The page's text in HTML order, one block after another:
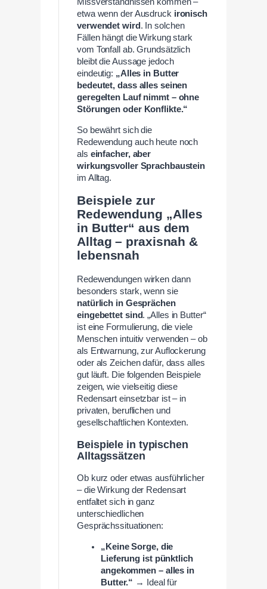
etwa wenn der Ausdruck ironisch
verwendet wird . In solchen
Fällen hängt die Wirkung stark
vom Tonfall ab. Grundsätzlich
bleibt die Aussage jedoch
eindeutig: „Alles in Butter
bedeutet, dass alles seinen
geregelten Lauf nimmt – ohne
Störungen oder Konflikte.“
So bewährt sich die
Redewendung auch heute noch
als einfacher, aber
wirkungsvoller Sprachbaustein
im Alltag.
Beispiele zur
Redewendung „Alles
in Butter“ aus dem
Alltag – praxisnah &
lebensnah
Redewendungen wirken dann
besonders stark, wenn sie
natürlich in Gesprächen
eingebettet sind. „Alles in Butter“
ist eine Formulierung, die viele
Menschen intuitiv verwenden – ob
als Entwarnung, zur Auflockerung
oder als Zeichen dafür, dass alles
gut läuft. Die folgenden Beispiele
zeigen, wie vielseitig diese
Redensart einsetzbar ist – in
privaten, beruflichen und
gesellschaftlichen Kontexten.
Beispiele in typischen
Alltagssätzen
Ob kurz oder etwas ausführlicher
– die Wirkung der Redensart
entfaltet sich in ganz
unterschiedlichen
Gesprächssituationen:
„Keine Sorge, die
Lieferung ist pünktlich
angekommen – alles in
Butter.“ → Ideal für